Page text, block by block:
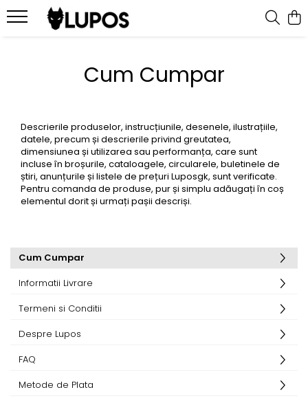
Manusi portar marimea 7
Manusi portar marimea 8
Manusi portar marimea 9
Manusi portar marimea 10
Manusi portar marimea 11
Echipamente sportive
personalizate
Outlet Lupos
Cum Cumpar
Descrierile produselor, instrucțiunile, desenele, ilustrațiile,
datele, precum și descrierile privind greutatea,
dimensiunea și utilizarea sau performanța, care sunt
incluse în broșurile, cataloagele, circularele, buletinele de
știri, anunțurile și listele de prețuri Luposgk, sunt verificate.
Pentru comanda de produse, pur și simplu adăugați în coș
elementul dorit și urmați pașii descriși.
Cum Cumpar
Informatii Livrare
Termeni si Conditii
Despre Lupos
FAQ
Metode de Plata